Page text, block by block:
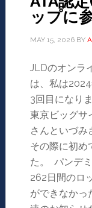
ップに
MAY 15, 2026BY
JLDのオンラ
は、私は
3回目になり
東京ビッグサ
さんといづみ
その際に初め
た。 パンデ
262日間のロ
ができなかっ